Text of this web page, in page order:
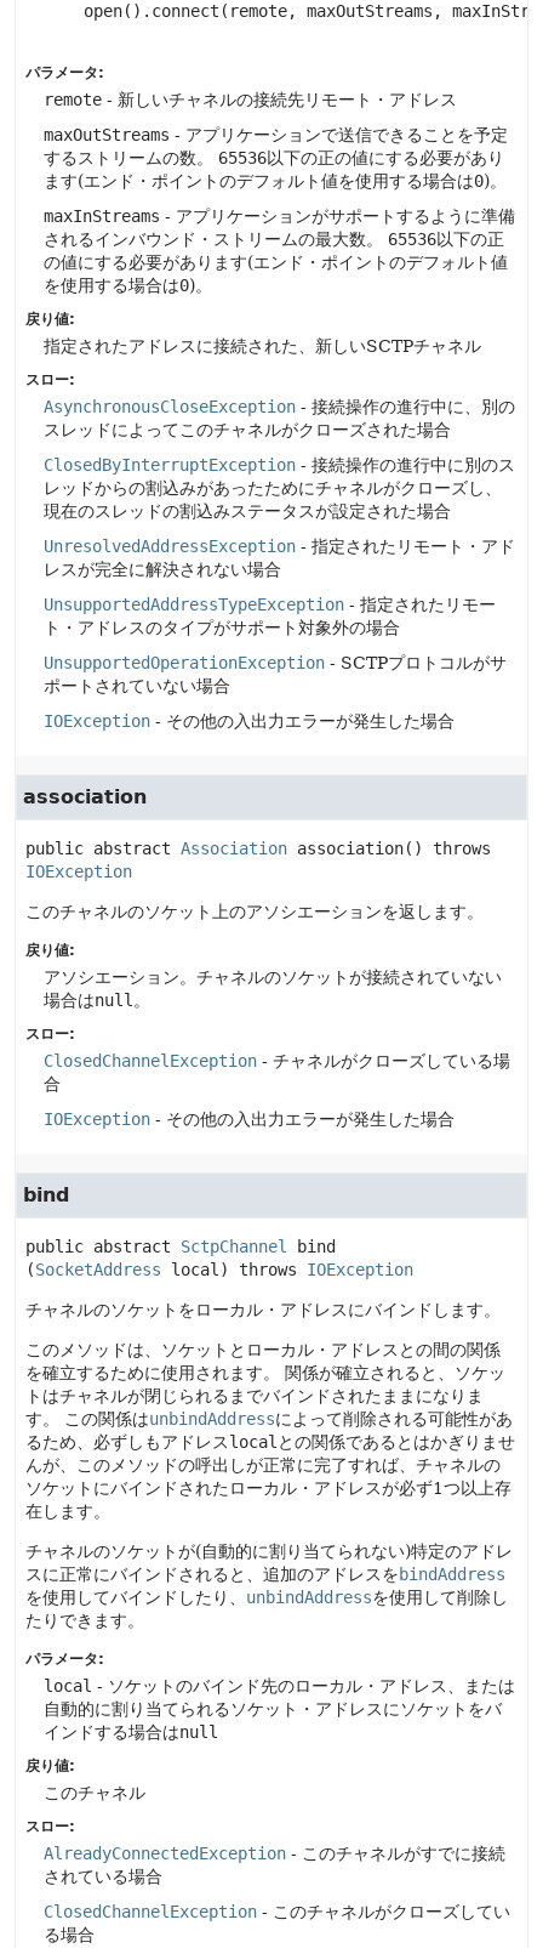
open().connect(remote, maxOutStreams,
パラメータ:
remote - 新しいチャネルの接続先リモート・アドレス
maxOutStreams - アプリケーションで送信できることを予定
するストリームの数。
65536以下の正の値にする必要があり
ます(エンド・ポイントのデフォルト値を使用する場合は0)。
maxInStreams - アプリケーションがサポートするように準備
されるインバウンド・ストリームの最大数。
65536以下の正
の値にする必要があります(エンド・ポイントのデフォルト値
を使用する場合は0)。
戻り値:
指定されたアドレスに接続された、新しいSCTPチャネル
スロー:
AsynchronousCloseException - 接続操作の進行中に、別の
スレッドによってこのチャネルがクローズされた場合
ClosedByInterruptException - 接続操作の進行中に別のス
レッドからの割込みがあったためにチャネルがクローズし、
現在のスレッドの割込みステータスが設定された場合
UnresolvedAddressException - 指定されたリモート・アド
レスが完全に解決されない場合
UnsupportedAddressTypeException - 指定されたリモー
ト・アドレスのタイプがサポート対象外の場合
UnsupportedOperationException - SCTPプロトコルがサ
ポートされていない場合
IOException - その他の入出力エラーが発生した場合
association
public abstract Association association() throws
IOException
このチャネルのソケット上のアソシエーションを返します。
戻り値:
アソシエーション。チャネルのソケットが接続されていない
場合はnull 。
スロー:
ClosedChannelException - チャネルがクローズしている場
合
IOException - その他の入出力エラーが発生した場合
bind
public abstract SctpChannel
bind
(SocketAddress local) throws IOException
チャネルのソケットをローカル・アドレスにバインドします。
このメソッドは、ソケットとローカル・アドレスとの間の関係
を確立するために使用されます。
関係が確立されると、ソケッ
トはチャネルが閉じられるまでバインドされたままになりま
す。
この関係はunbindAddressによって削除される可能性があ
るため、必ずしもアドレスlocal との関係であるとはかぎりませ
んが、このメソッドの呼出しが正常に完了すれば、チャネルの
ソケットにバインドされたローカル・アドレスが必ず1つ以上存
在します。
チャネルのソケットが(自動的に割り当てられない)特定のアドレ
スに正常にバインドされると、追加のアドレスをbindAddress
を使用してバインドしたり、 unbindAddressを使用して削除し
たりできます。
パラメータ:
local - ソケットのバインド先のローカル・アドレス、または
自動的に割り当てられるソケット・アドレスにソケットをバ
インドする場合はnull
戻り値:
このチャネル
スロー:
AlreadyConnectedException - このチャネルがすでに接続
されている場合
ClosedChannelException - このチャネルがクローズしてい
る場合